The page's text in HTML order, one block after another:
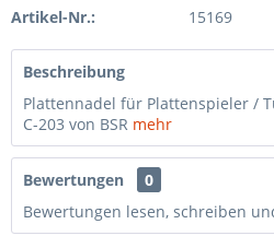
Artikel-Nr.: 15169
Beschreibung
Plattennadel für Plattenspieler /
C-203 von BSR mehr
Bewertungen
0
Bewertungen lesen, schreiben